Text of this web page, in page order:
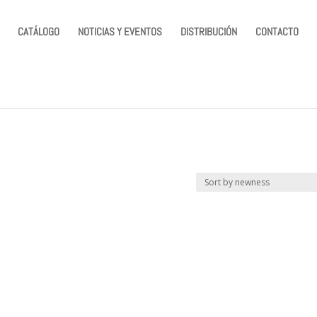
CATÁLOGO NOTICIAS Y EVENTOS DISTRIBUCIÓN CONTACTO